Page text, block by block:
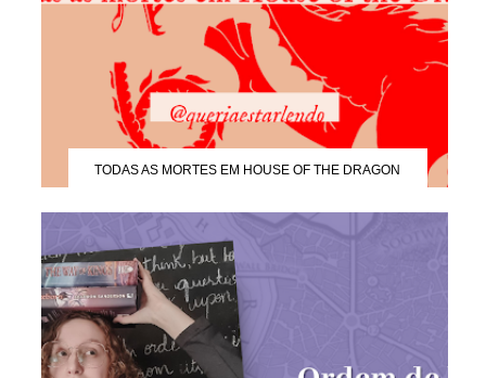
TODAS AS MORTES EM HOUSE OF THE DRAGON